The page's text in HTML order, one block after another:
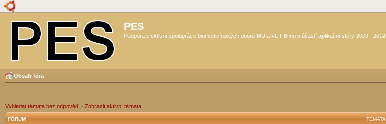
PES
Podpora efektivní spolupráce biomedicínských oborů MU a VUT Brno s účastí aplikační sféry 2009 - 2012
Obsah fóra
Vyhledat témata bez odpovědí • Zobrazit aktivní témata
FÓRUM TÉMATA